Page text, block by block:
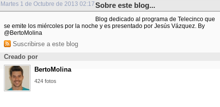
Martes 1 de Octubre de 2013 02:17Sobre este blog...
Blog dedicado al programa de Telecinco que
se emite los miércoles por la noche y es presentado por Jesús Vázquez. By
@BertoMolina
Suscribirse a este blog
Creado por
BertoMolina
424 fotos